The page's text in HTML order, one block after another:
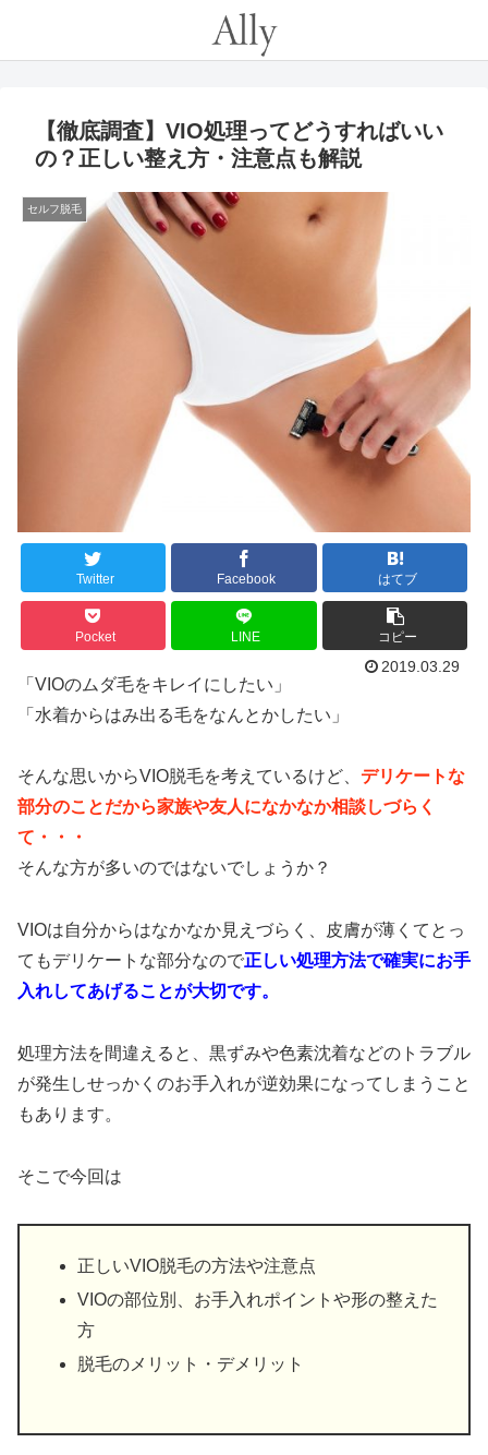
【徹底調査】VIO処理ってどうすればいい
の？正しい整え方・注意点も解説
セルフ脱毛
Twitter Facebook はてブ
Pocket LINE コピー
2019.03.29
「VIOのムダ毛をキレイにしたい」
「水着からはみ出る毛をなんとかしたい」
そんな思いからVIO脱毛を考えているけど、 デリケートな
部分のことだから家族や友人になかなか相談しづらく
て・・・
そんな方が多いのではないでしょうか？
VIOは自分からはなかなか見えづらく、皮膚が薄くてとっ
てもデリケートな部分なので正しい処理方法で確実にお手
入れしてあげることが大切です。
処理方法を間違えると、黒ずみや色素沈着などのトラブル
が発生しせっかくのお手入れが逆効果になってしまうこと
もあります。
そこで今回は
正しいVIO脱毛の方法や注意点
VIOの部位別、お手入れポイントや形の整えた
方
脱毛のメリット・デメリット